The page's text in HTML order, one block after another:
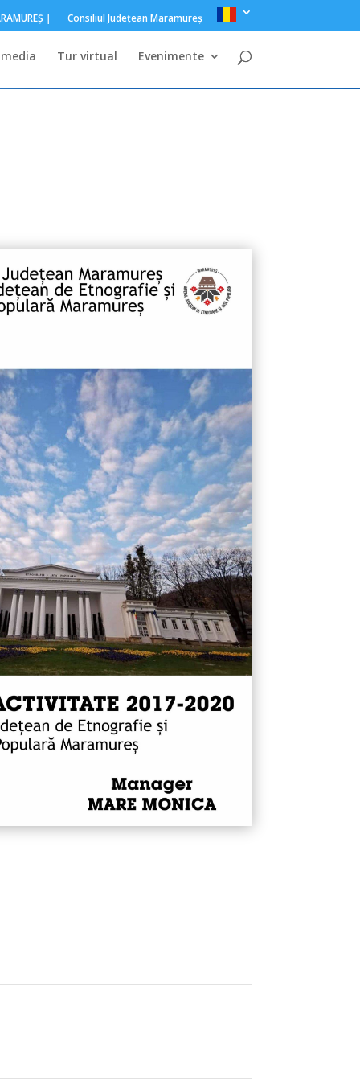
｜ Consiliul Judeţean Maramureş
Tur virtual Evenimente